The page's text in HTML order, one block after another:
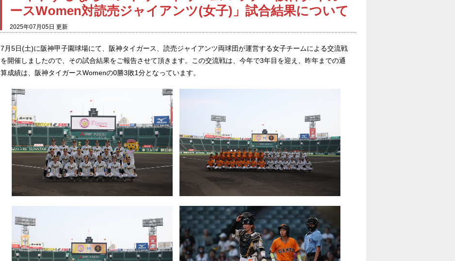
ースWomen対読売ジャイアンツ(女子)」試合結果について
2025年07月05日 更新
7月5日(土)に阪神甲子園球場にて、阪神タイガース、読売ジャイアンツ両球団が運営する女子チームによる交流戦
を開催しましたので、その試合結果をご報告させて頂きます。この交流戦は、今年で3年目を迎え、昨年までの通
算成績は、阪神タイガースWomenの0勝3敗1分となっています。